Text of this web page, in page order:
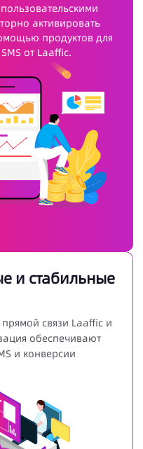
активировать
продуктов для
от Laaffic.
и стабильные
связи Laaffic и
обеспечивают
и конверсии